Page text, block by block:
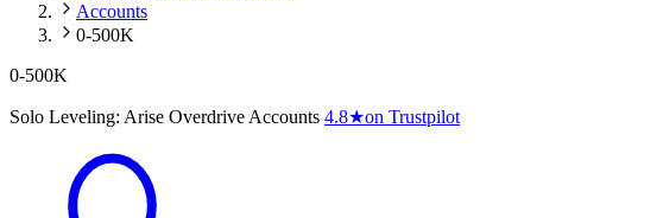
Accounts
0-500K
0-500K
Solo Leveling: Arise Overdrive Accounts 4.8★on Trustpilot